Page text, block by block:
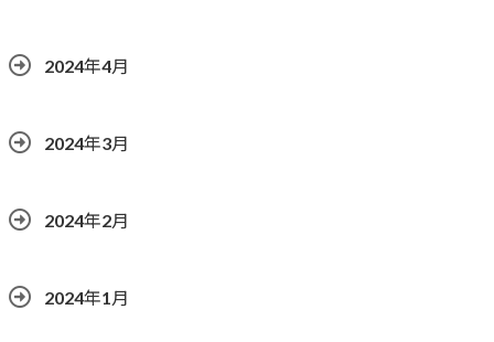
2024年4月
2024年3月
2024年2月
2024年1月